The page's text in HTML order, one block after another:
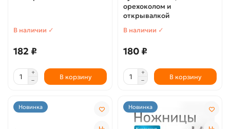
В наличии ✓
182 ₽
В корзину
орехоколом и
открывалкой
В наличии ✓
180 ₽
В корзину
Новинка Новинка